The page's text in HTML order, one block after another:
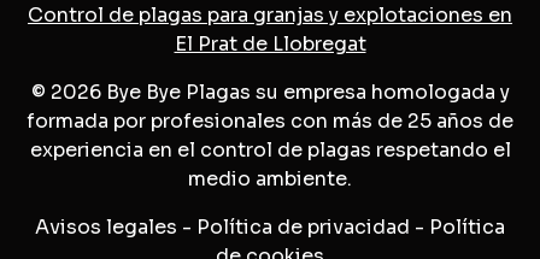
Control de plagas para granjas y explotaciones en
El Prat de Llobregat
© 2026 Bye Bye Plagas su empresa homologada y
formada por profesionales con más de 25 años de
experiencia en el control de plagas respetando el
medio ambiente.
Avisos legales - Política de privacidad - Política